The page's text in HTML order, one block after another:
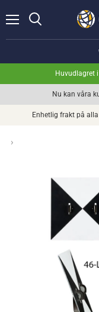
Huvudlagret
Nu kan våra
Enhetlig frakt på
›